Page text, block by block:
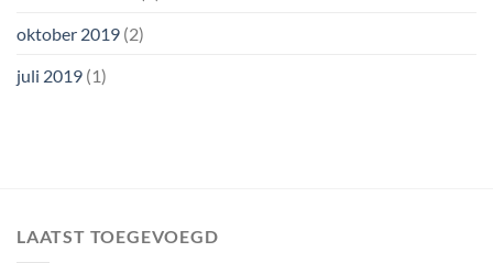
oktober 2019 (2)
juli 2019 (1)
LAATST TOEGEVOEGD